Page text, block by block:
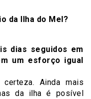
da Ilha do Mel?
dias seguidos em
um esforço igual
Ainda mais
da ilha é posível